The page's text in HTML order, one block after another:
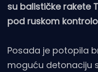
su balističke rakete
pod ruskom
Posada je potopila
moguću detonaciju